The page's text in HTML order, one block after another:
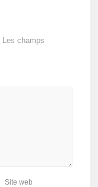
Les champs
Site web